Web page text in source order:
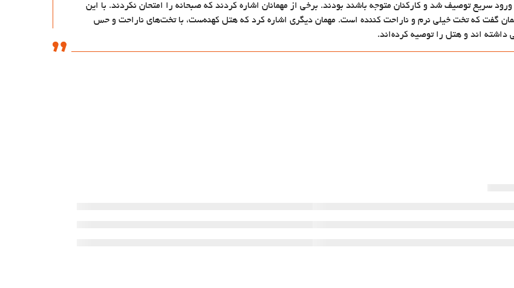
سریع توصیف شد و کارکنان متوجه باشند بودند. برخی از مهمانان اشاره کردند که صبحانه را امتحان نکردند. با این
گفت که تخت خیلی نرم و ناراحت کننده است. مهمان دیگری اشاره کرد که هتل کهنه‌ست، با تخت‌های ناراحت و حس
داشته اند و هتل را توصیه کرده‌اند.